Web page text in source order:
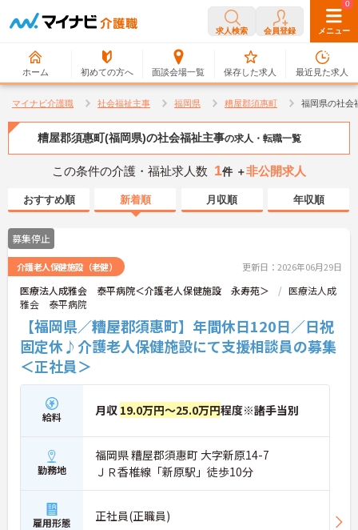
求人検索 会員登録 メニュー
ホーム 初めての方へ 面談会場一覧
0
保存した求人
0
最近見た求人
マイナビ介護職 社会福祉主事 福岡県 糟屋郡須惠町 福岡県の社会
糟屋郡須惠町(福岡県)の社会福祉主事の求人・転職一覧
この条件の介護・福祉求人数 1件 ＋非公開求人
おすすめ順 新着順 月収順 年収順
募集停止
介護老人保健施設（老健） 更新日：2026年06月29日
医療法人成雅会 泰平病院＜介護老人保健施設 永寿苑＞
医療法人成
雅会 泰平病院
【福岡県／糟屋郡須惠町】年間休日120日／日祝
固定休♪介護老人保健施設にて支援相談員の募集
＜正社員＞
給料 月収 19.0万円～25.0万円程度※諸手当別
勤務地
福岡県 糟屋郡須惠町 大字新原14-7
ＪＲ香椎線「新原駅」徒歩10分
雇用形態 正社員(正職員)